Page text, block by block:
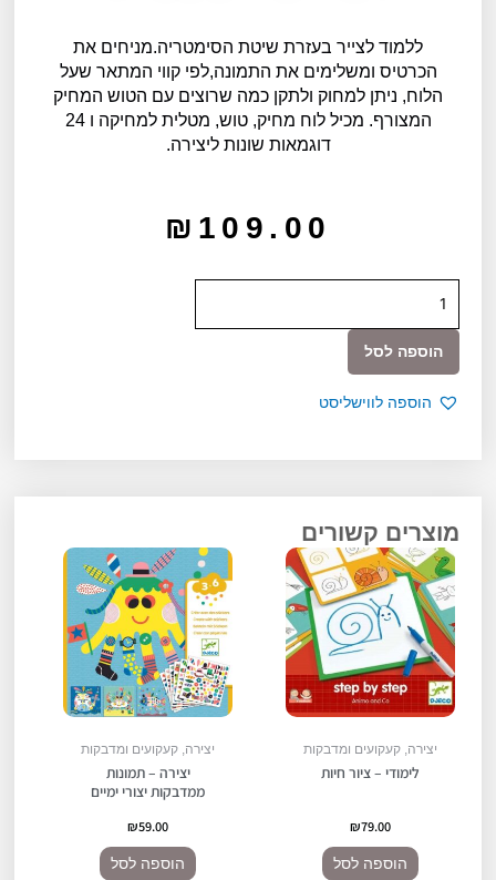
ללמוד לצייר בעזרת שיטת הסימטריה.מניחים את
הכרטיס ומשלימים את התמונה,לפי קווי המתאר שעל
הלוח, ניתן למחוק ולתקן כמה שרוצים עם הטוש המחיק
המצורף. מכיל לוח מחיק, טוש, מטלית למחיקה ו 24
דוגמאות שונות ליצירה.
₪ 109.00
של
לימודי
הוספה לסל
הוספה לווישליסט
מוצרים קשורים
יצירה, קעקועים ומדבקות
לימודי – ציור חיות
₪79.00
הוספה לסל
יצירה, קעקועים ומדבקות
יצירה – תמונות
ממדבקות יצורי ימיים
₪59.00
הוספה לסל